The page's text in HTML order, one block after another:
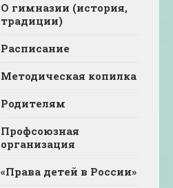
О гимназии (история,
традиции)
Расписание
Методическая копилка
Родителям
Профсоюзная
организация
«Права детей в России»